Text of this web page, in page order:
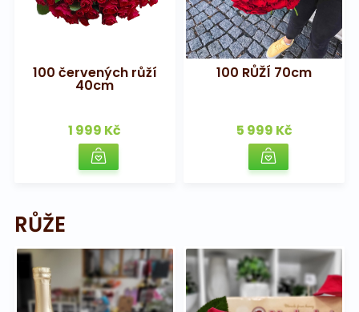
100 červených růží
40cm
1 999 Kč
100 RŮŽÍ 70cm
5 999 Kč
RŮŽE